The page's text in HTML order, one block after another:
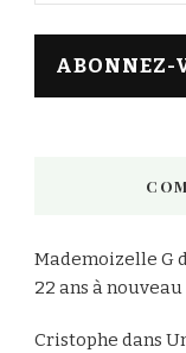
mail
ABONNEZ-
Mademoizelle G
22 ans à nouveau
Cristophe dans